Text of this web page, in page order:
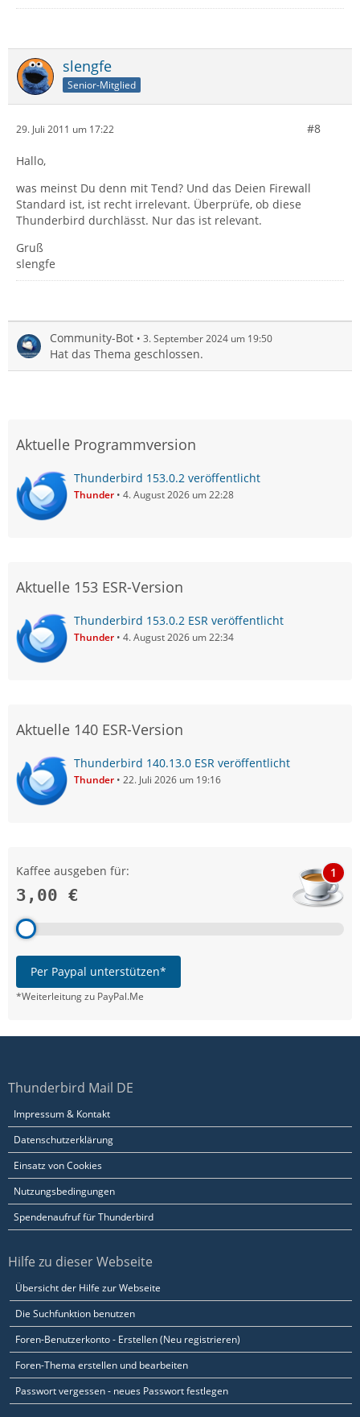
slengfe
Senior-Mitglied
29. Juli 2011 um 17:22 #8
Hallo,
was meinst Du denn mit Tend? Und das Deien Firewall
Standard ist, ist recht irrelevant. Überprüfe, ob diese
Thunderbird durchlässt. Nur das ist relevant.
Gruß
slengfe
Community-Bot 3. September 2024 um 19:50
Hat das Thema geschlossen.
Aktuelle Programmversion
Thunderbird 153.0.2 veröffentlicht
Thunder 4. August 2026 um 22:28
Aktuelle 153 ESR-Version
Thunderbird 153.0.2 ESR veröffentlicht
Thunder 4. August 2026 um 22:34
Aktuelle 140 ESR-Version
Thunderbird 140.13.0 ESR veröffentlicht
Thunder 22. Juli 2026 um 19:16
Kaffee ausgeben für:
3,00 €
1
Per Paypal unterstützen*
*Weiterleitung zu PayPal.Me
Thunderbird Mail DE
Impressum & Kontakt
Datenschutzerklärung
Einsatz von Cookies
Nutzungsbedingungen
Spendenaufruf für Thunderbird
Hilfe zu dieser Webseite
Übersicht der Hilfe zur Webseite
Die Suchfunktion benutzen
Foren-Benutzerkonto - Erstellen (Neu registrieren)
Foren-Thema erstellen und bearbeiten
Passwort vergessen - neues Passwort festlegen